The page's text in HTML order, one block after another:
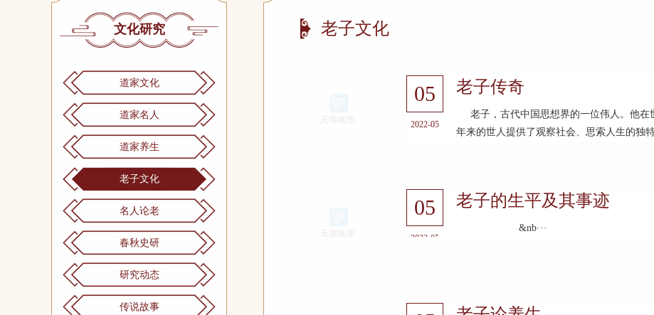
文化研究
道家文化
道家名人
道家养生
老子文化
名人论老
春秋史研
研究动态
传说故事
老子文化
05
2022-05
老子传奇
老子，古代中国思想界的一位伟人。他在
年来的世人提供了观察社会、思索人生的独特
05
2022-05
老子的生平及其事迹
&nb···